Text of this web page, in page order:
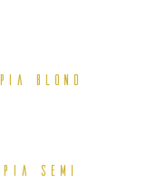
BLOND
SEMI